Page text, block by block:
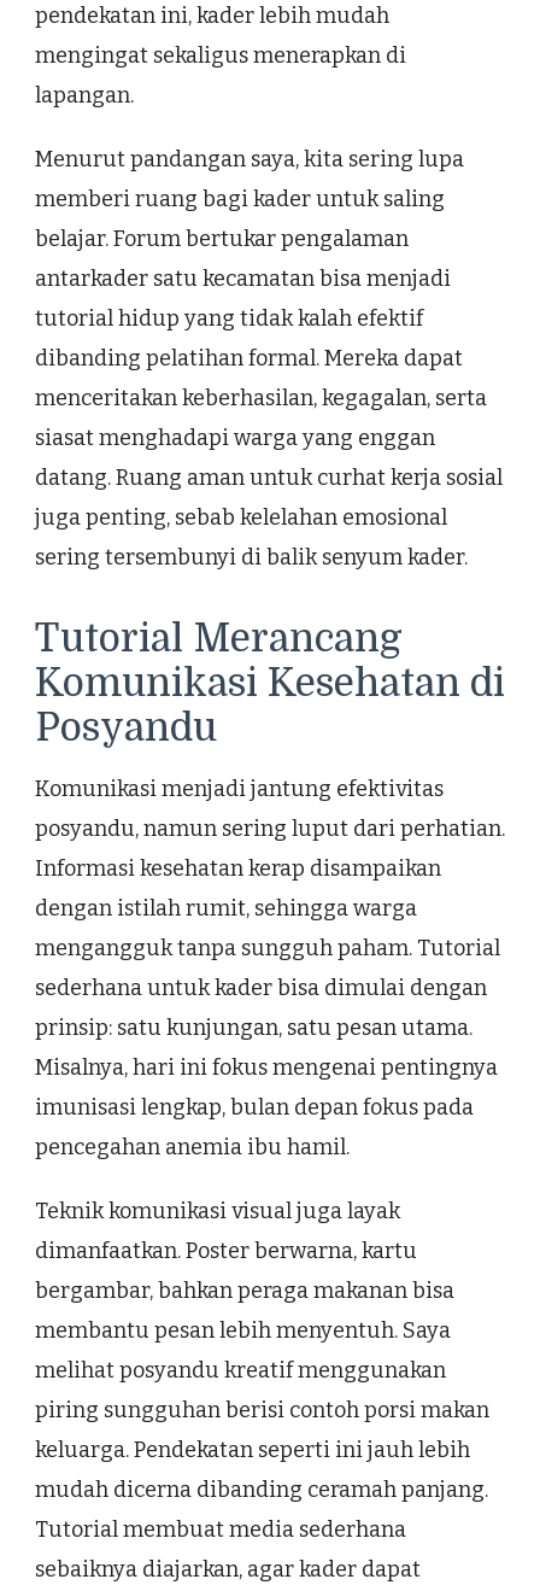
pendekatan ini, kader lebih mudah
mengingat sekaligus menerapkan di
lapangan.
Menurut pandangan saya, kita sering lupa
memberi ruang bagi kader untuk saling
belajar. Forum bertukar pengalaman
antarkader satu kecamatan bisa menjadi
tutorial hidup yang tidak kalah efektif
dibanding pelatihan formal. Mereka dapat
menceritakan keberhasilan, kegagalan, serta
siasat menghadapi warga yang enggan
datang. Ruang aman untuk curhat kerja sosial
juga penting, sebab kelelahan emosional
sering tersembunyi di balik senyum kader.
Tutorial Merancang
Komunikasi Kesehatan di
Posyandu
Komunikasi menjadi jantung efektivitas
posyandu, namun sering luput dari perhatian.
Informasi kesehatan kerap disampaikan
dengan istilah rumit, sehingga warga
mengangguk tanpa sungguh paham. Tutorial
sederhana untuk kader bisa dimulai dengan
prinsip: satu kunjungan, satu pesan utama.
Misalnya, hari ini fokus mengenai pentingnya
imunisasi lengkap, bulan depan fokus pada
pencegahan anemia ibu hamil.
Teknik komunikasi visual juga layak
dimanfaatkan. Poster berwarna, kartu
bergambar, bahkan peraga makanan bisa
membantu pesan lebih menyentuh. Saya
melihat posyandu kreatif menggunakan
piring sungguhan berisi contoh porsi makan
keluarga. Pendekatan seperti ini jauh lebih
mudah dicerna dibanding ceramah panjang.
Tutorial membuat media sederhana
sebaiknya diajarkan, agar kader dapat